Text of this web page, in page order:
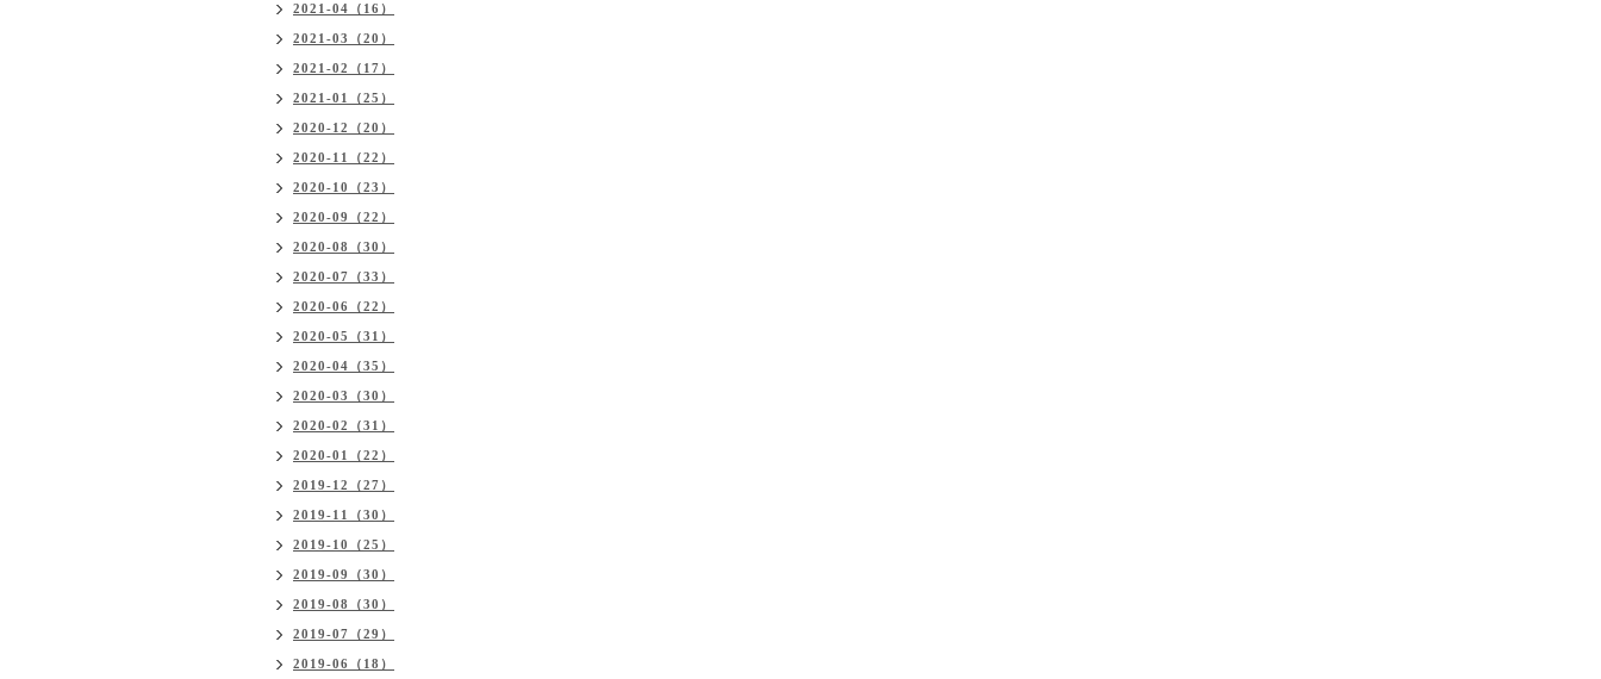
2021-04（16）
2021-03（20）
2021-02（17）
2021-01（25）
2020-12（20）
2020-11（22）
2020-10（23）
2020-09（22）
2020-08（30）
2020-07（33）
2020-06（22）
2020-05（31）
2020-04（35）
2020-03（30）
2020-02（31）
2020-01（22）
2019-12（27）
2019-11（30）
2019-10（25）
2019-09（30）
2019-08（30）
2019-07（29）
2019-06（18）